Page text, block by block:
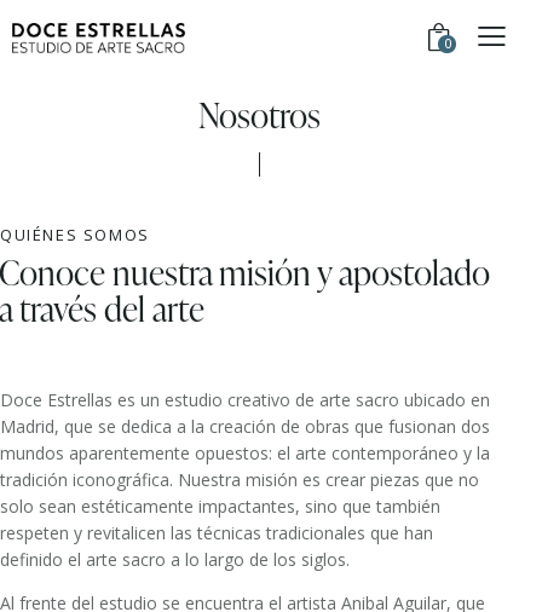
0
Nosotros
QUIÉNES SOMOS
Conoce nuestra misión y apostolado
a través del arte
Doce Estrellas es un estudio creativo de arte sacro ubicado en
Madrid, que se dedica a la creación de obras que fusionan dos
mundos aparentemente opuestos: el arte contemporáneo y la
tradición iconográfica. Nuestra misión es crear piezas que no
solo sean estéticamente impactantes, sino que también
respeten y revitalicen las técnicas tradicionales que han
definido el arte sacro a lo largo de los siglos.
Al frente del estudio se encuentra el artista Anibal Aguilar, que